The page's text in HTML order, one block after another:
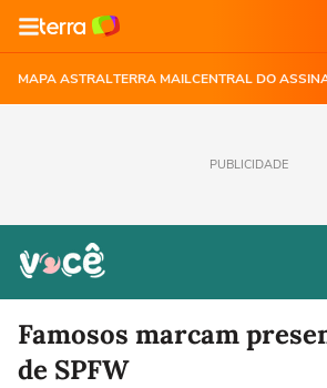
MAPA ASTRALTERRA MAILCENTRAL DO
PUBLICIDADE
Famosos marcam
de SPFW